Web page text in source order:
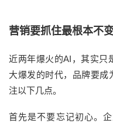
营销要抓住最根本不
近两年爆火的AI，其实只
大爆发的时代，品牌要成
注以下几点。
首先是不要忘记初心。